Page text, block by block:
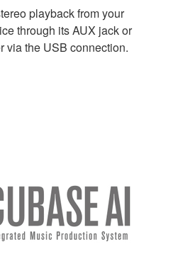
playback from your
through its AUX jack or
via the USB connection.